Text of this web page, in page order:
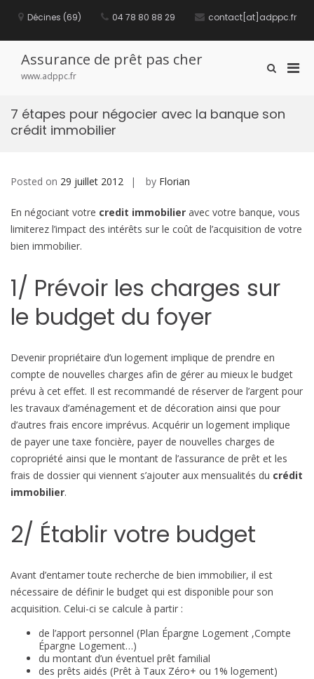
p
Décines (69) 04 78 80 88 29 contact[at]adppc.fr
Assurance de prêt pas cher
www.adppc.fr
S
S
r
m
P
n
u
e
7 étapes pour négocier avec la banque son
crédit immobilier
Posted on 29 juillet 2012 by Florian
En négociant votre credit immobilier avec votre banque, vous
limiterez l’impact des intérêts sur le coût de l’acquisition de votre
bien immobilier.
1/ Prévoir les charges sur
le budget du foyer
Devenir propriétaire d’un logement implique de prendre en
compte de nouvelles charges afin de gérer au mieux le budget
prévu à cet effet. Il est recommandé de réserver de l’argent pour
les travaux d’aménagement et de décoration ainsi que pour
d’autres frais encore imprévus. Acquérir un logement implique
de payer une taxe foncière, payer de nouvelles charges de
copropriété ainsi que le montant de l’assurance de prêt et les
frais de dossier qui viennent s’ajouter aux mensualités du crédit
immobilier.
2/ Établir votre budget
Avant d’entamer toute recherche de bien immobilier, il est
nécessaire de définir le budget qui est disponible pour son
acquisition. Celui-ci se calcule à partir :
de l’apport personnel (Plan Épargne Logement ,Compte
Épargne Logement…)
du montant d’un éventuel prêt familial
des prêts aidés (Prêt à Taux Zéro+ ou 1% logement)